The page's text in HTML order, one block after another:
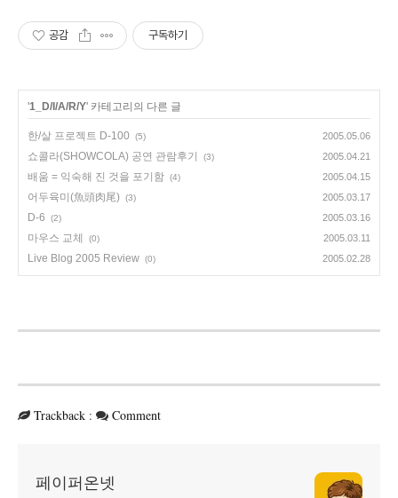
공감 구독하기
'1_D/I/A/R/Y' 카테고리의 다른 글
한/살 프로젝트 D-100 (5) 2005.05.06
쇼콜라(SHOWCOLA) 공연 관람후기 (3) 2005.04.21
배움 = 익숙해 진 것을 포기함 (4) 2005.04.15
어두육미(魚頭肉尾) (3) 2005.03.17
D-6 (2) 2005.03.16
마우스 교체 (0) 2005.03.11
Live Blog 2005 Review (0) 2005.02.28
Trackback : Comment
페이퍼온넷